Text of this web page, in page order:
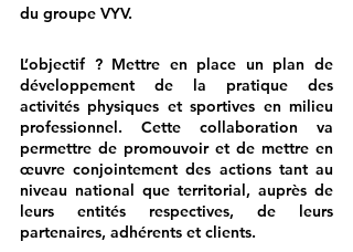
du groupe VYV.
L’objectif ? Mettre en place un plan de
développement de la pratique des
activités physiques et sportives en milieu
professionnel. Cette collaboration va
permettre de promouvoir et de mettre en
œuvre conjointement des actions tant au
niveau national que territorial, auprès de
leurs entités respectives, de leurs
partenaires, adhérents et clients.